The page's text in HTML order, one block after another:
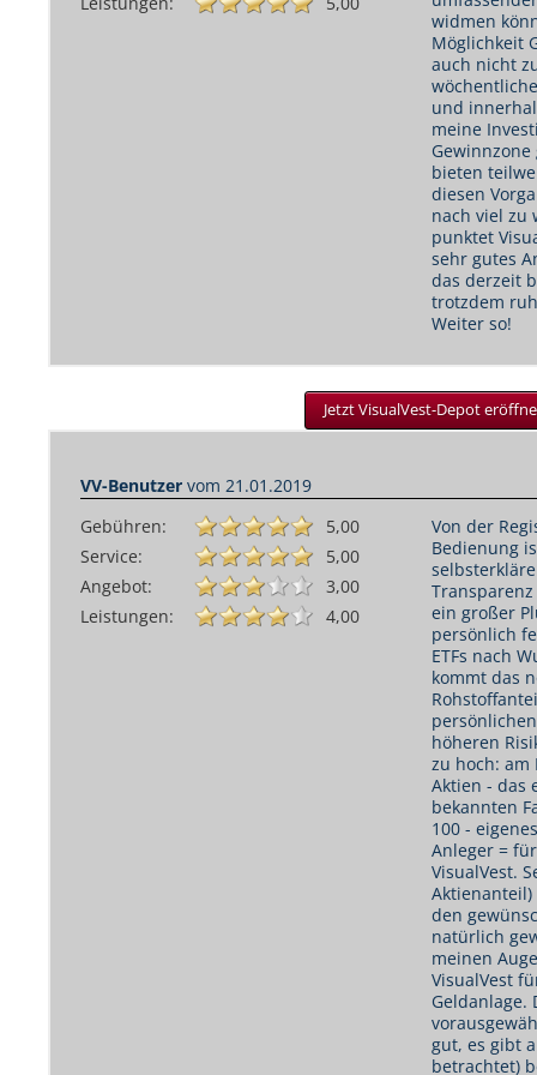
widmen
Möglichkeit
auch nicht
und
meine
bieten
diesen
nach viel zu
punktet
sehr gutes
das derzeit
trotzdem
Weiter so!
Jetzt VisualVest-Depot
VV-Benutzer vom 21.01.2019
Gebühren:
5,00
Service:
5,00
Angebot:
3,00
Leistungen:
4,00
Von der
Bedienung
ein großer
persönlich
ETFs nach
kommt das
höheren
zu hoch: am
Aktien - das
bekannten
100 -
Anleger =
VisualVest.
den
natürlich
meinen
VisualVest
Geldanlage.
gut, es gibt
betrachtet)